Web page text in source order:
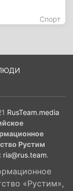
Спорт
RusTeam.media
Рустим
ria@rus.team.
«Рустим»,